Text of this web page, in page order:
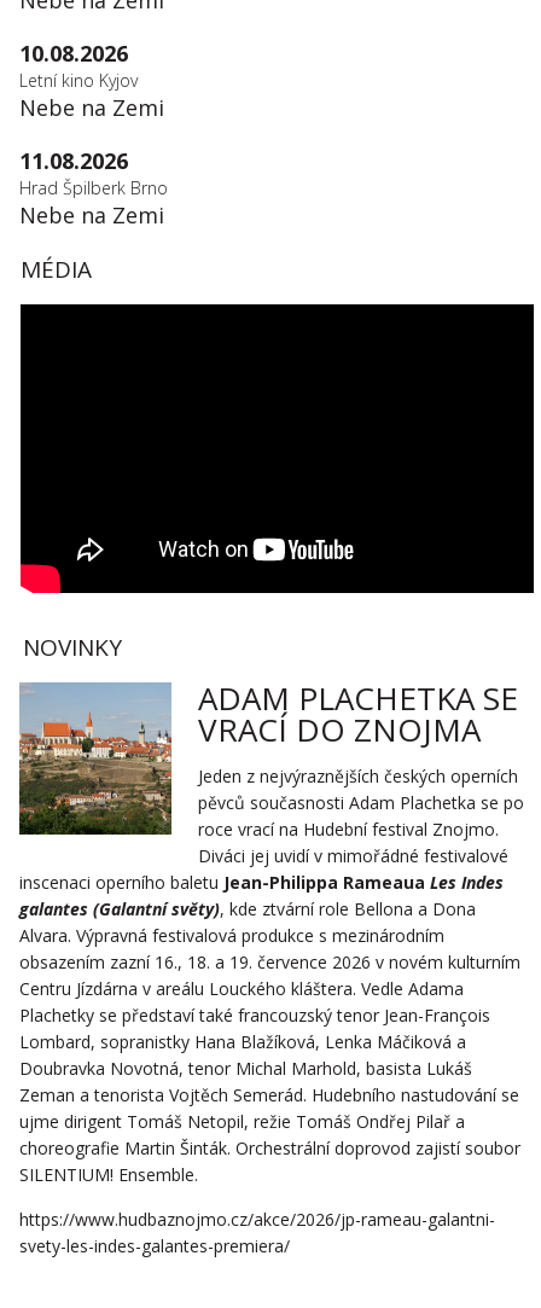
10.08.2026
Letní kino Kyjov
Nebe na Zemi
11.08.2026
Hrad Špilberk Brno
Nebe na Zemi
MÉDIA
NOVINKY
ADAM PLACHETKA SE
VRACÍ DO ZNOJMA
Jeden z nejvýraznějších českých operních
pěvců současnosti Adam Plachetka se po
roce vrací na Hudební festival Znojmo.
Diváci jej uvidí v mimořádné festivalové
inscenaci operního baletu Jean-Philippa Rameaua Les Indes
galantes (Galantní světy), kde ztvární role Bellona a Dona
Alvara. Výpravná festivalová produkce s mezinárodním
obsazením zazní 16., 18. a 19. července 2026 v novém kulturním
Centru Jízdárna v areálu Louckého kláštera. Vedle Adama
Plachetky se představí také francouzský tenor Jean-François
Lombard, sopranistky Hana Blažíková, Lenka Máčiková a
Doubravka Novotná, tenor Michal Marhold, basista Lukáš
Zeman a tenorista Vojtěch Semerád. Hudebního nastudování se
ujme dirigent Tomáš Netopil, režie Tomáš Ondřej Pilař a
choreografie Martin Šinták. Orchestrální doprovod zajistí soubor
SILENTIUM! Ensemble.
https://www.hudbaznojmo.cz/akce/2026/jp-rameau-galantni-
svety-les-indes-galantes-premiera/